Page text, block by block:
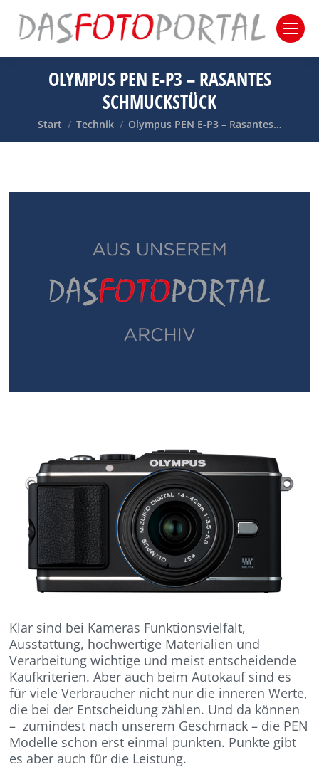
OLYMPUS PEN E-P3 – RASANTES
SCHMUCKSTÜCK
Sie befinden sich hier:
Start Technik Olympus PEN E-P3 – Rasantes…
Klar sind bei Kameras Funktionsvielfalt,
Ausstattung, hochwertige Materialien und
Verarbeitung wichtige und meist entscheidende
Kaufkriterien. Aber auch beim Autokauf sind es
für viele Verbraucher nicht nur die inneren Werte,
die bei der Entscheidung zählen. Und da können
– zumindest nach unserem Geschmack – die PEN
Modelle schon erst einmal punkten. Punkte gibt
es aber auch für die Leistung.